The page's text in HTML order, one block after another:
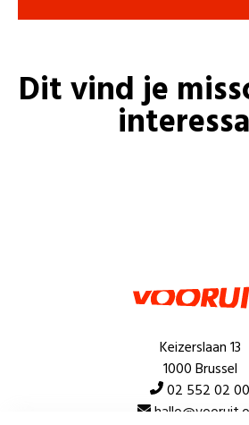
Dit vind je
Keizerslaan 13
1000 Brussel
02 552 02 00